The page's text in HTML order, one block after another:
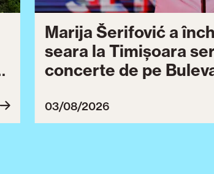
Marija Šerifović a
seara la Timișoara
concerte de pe
Ziua Timișoarei
ultimă serie de
03/08/2026